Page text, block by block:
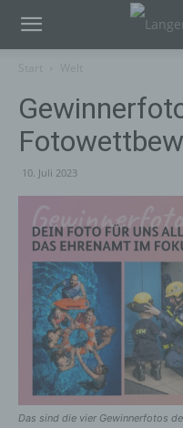
10. Juli 2023
Das sind die vier Gewinnerfotos